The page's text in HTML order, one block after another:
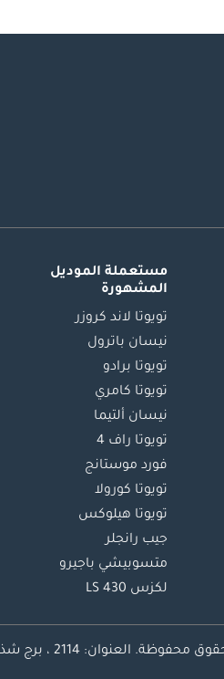
مستعملة الموديل
المشهورة
تويوتا لاند كروزر
نيسان باترول
تويوتا برادو
تويوتا كامري
نيسان ألتيما
تويوتا راف 4
فورد موستانج
تويوتا كورولا
تويوتا هيلوكس
جيب رانجلر
متسوبيشي باجيرو
لكزس LS 430
العنوان: 2114 ، برج شذى ، المدينة الإعلامية ، دبي ، الإمارات